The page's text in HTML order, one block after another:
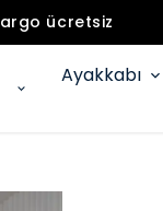
ücretsiz
Ayakkabı